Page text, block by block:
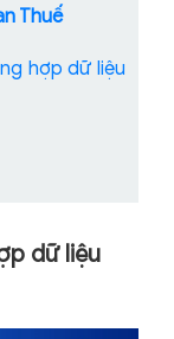
Thuế
hợp dữ liệu
dữ liệu